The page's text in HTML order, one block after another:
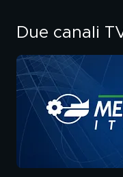
Due canali